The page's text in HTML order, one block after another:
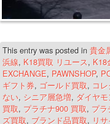
This entry was posted in 貴金
浜線, K18買取 リユース, K18
EXCHANGE, PAWNSHOP,
ギフト券, ゴールド買取, コ
ない, シニア層急増, ダイヤ
買取, プラチナ900 買取, プラ
ズ買取, ブランド品買取, リ